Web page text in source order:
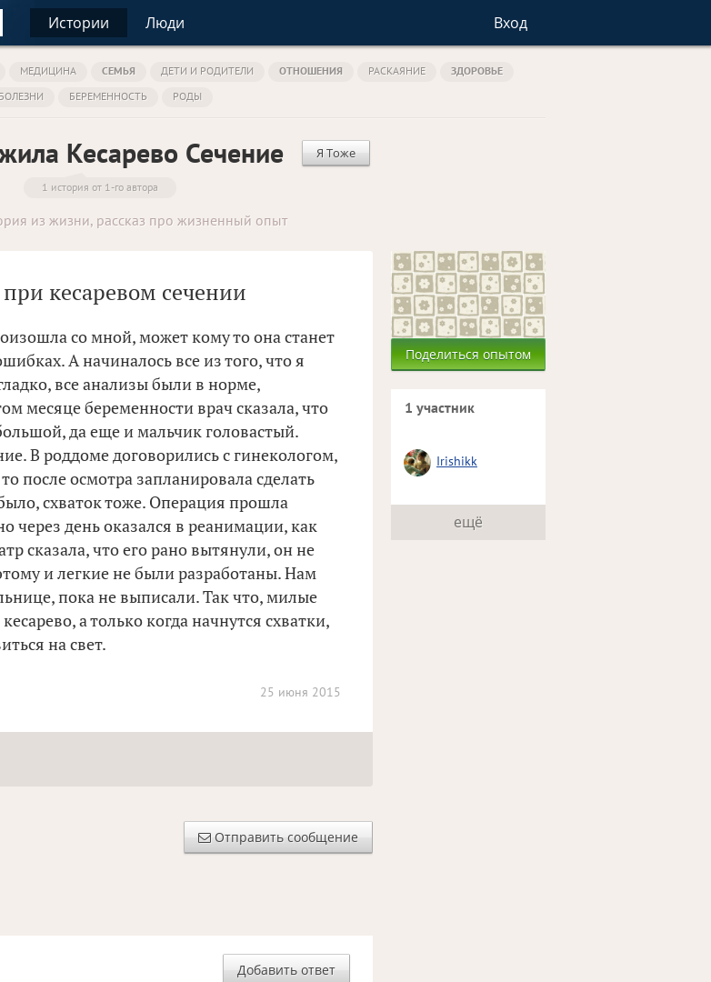
Истории Люди Вход
МЕДИЦИНА СЕМЬЯ ДЕТИ И РОДИТЕЛИ ОТНОШЕНИЯ РАСКАЯНИЕ
ЗДОРОВЬЕ
БОЛЕЗНИ
БЕРЕМЕННОСТЬ РОДЫ
Кесарево Сечение Я Тоже
1 история от 1-го автора
из жизни, рассказ про жизненный опыт
кесаревом сечении
со мной, может кому то она станет
А начиналось все из того, что я
все анализы были в норме,
месяце беременности врач сказала, что
да еще и мальчик головастый.
В роддоме договорились с гинекологом,
после осмотра запланировала сделать
схваток тоже. Операция прошла
через день оказался в реанимации, как
сказала, что его рано вытянули, он не
и легкие не были разработаны. Нам
пока не выписали. Так что, милые
а только когда начнутся схватки,
на свет.
25 июня 2015
Отправить сообщение
Добавить ответ
Поделиться опытом
1 участник
Irishikk
ещё